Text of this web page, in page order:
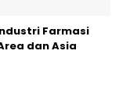
Farmasi
dan Asia